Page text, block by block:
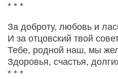
* * *
За доброту, любовь и
И за отцовский твой
Тебе, родной наш, мы
Здоровья, счастья,
* * *